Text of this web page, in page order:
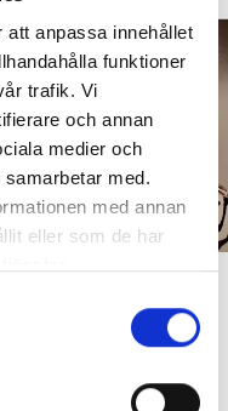
att anpassa innehållet
funktioner
trafik. Vi
och annan
medier och
med.
med annan
eller som de har
schysst är inte alltid